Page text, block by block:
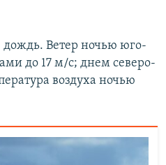
дождь. Ветер ночью юго-
до 17 м/с; днем северо-
воздуха ночью